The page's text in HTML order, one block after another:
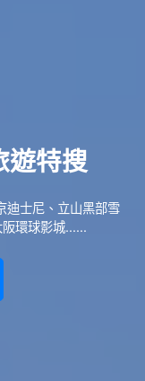
遊特搜
迪士尼、立山黑部雪
環球影城......